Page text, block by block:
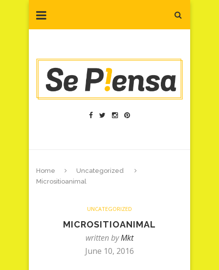
Home
Uncategorized
Micrositioanimal
UNCATEGORIZED
MICROSITIOANIMAL
written byMkt
June 10, 2016